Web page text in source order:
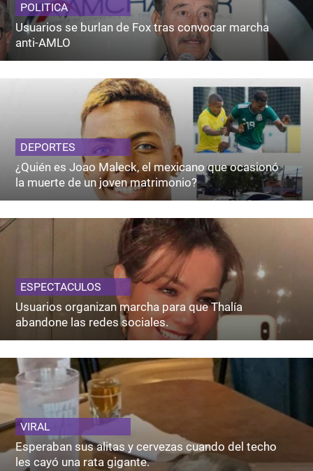
POLITICA
Usuarios se burlan de Fox tras convocar marcha
anti-AMLO
DEPORTES
¿Quién es Joao Maleck, el mexicano que ocasionó
la muerte de un joven matrimonio?
ESPECTACULOS
Usuarios organizan marcha para que Thalía
abandone las redes sociales.
VIRAL
Esperaban sus alitas y cervezas cuando del techo
les cayó una rata gigante.